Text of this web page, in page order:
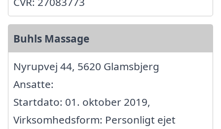
Buhls Massage
Nyrupvej 44, 5620 Glamsbjerg
Ansatte:
Startdato: 01. oktober 2019,
Virksomhedsform: Personligt ejet